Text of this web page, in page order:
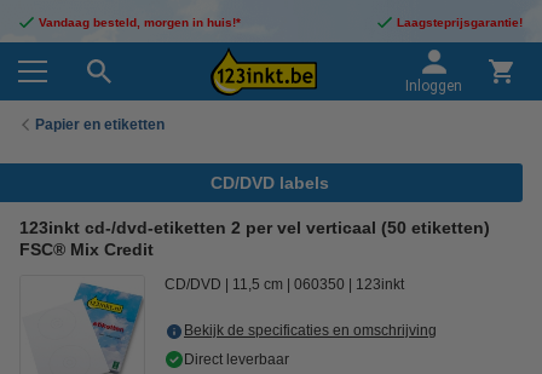
Vandaag besteld, morgen in huis!* Laagsteprijsgarantie!
Inloggen
Papier en etiketten
CD/DVD labels
123inkt cd-/dvd-etiketten 2 per vel verticaal (50 etiketten)
FSC® Mix Credit
CD/DVD 11,5 cm 060350 123inkt
Bekijk de specificaties en omschrijving
Direct leverbaar